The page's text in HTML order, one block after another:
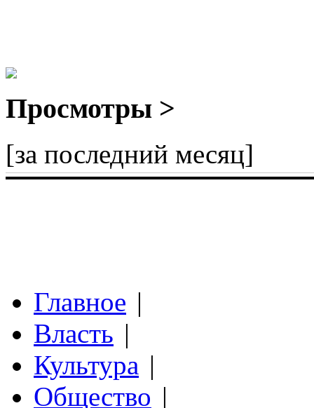
Просмотры >
[за последний месяц]
Главное |
Власть |
Культура |
Общество |